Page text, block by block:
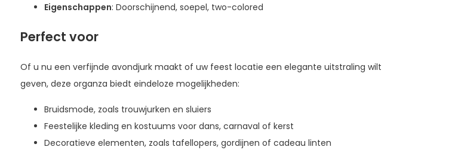
Eigenschappen: Doorschijnend, soepel, two-colored
Perfect voor
Of u nu een verfijnde avondjurk maakt of uw feest locatie een elegante uitstraling wilt
geven, deze organza biedt eindeloze mogelijkheden:
Bruidsmode, zoals trouwjurken en sluiers
Feestelijke kleding en kostuums voor dans, carnaval of kerst
Decoratieve elementen, zoals tafellopers, gordijnen of cadeau linten